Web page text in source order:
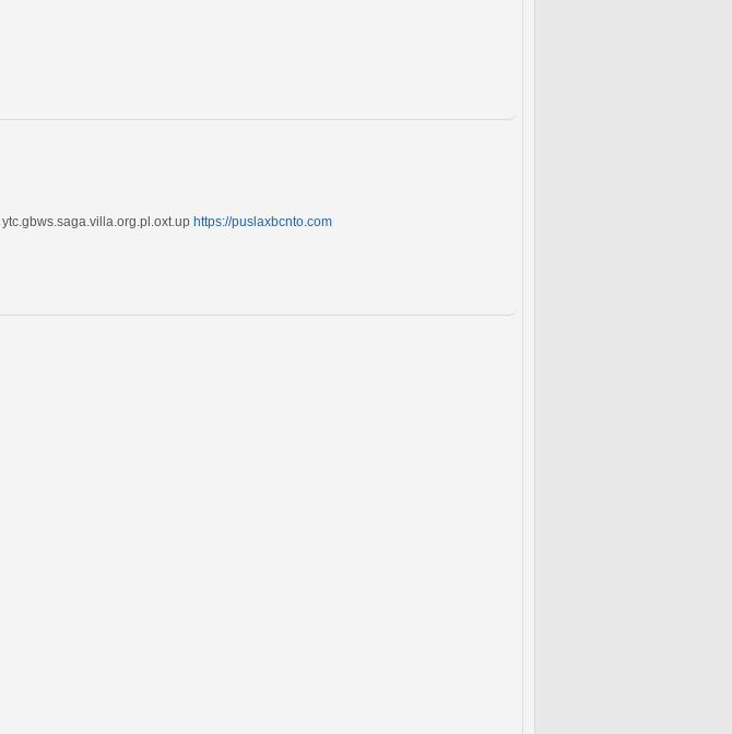
ytc.gbws.saga.villa.org.pl.oxt.up https://puslaxbcnto.com